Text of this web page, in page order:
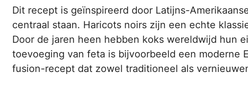
Dit recept is geïnspireerd door Latijns-
centraal staan. Haricots noirs zijn een echte
Door de jaren heen hebben koks wereldwijd hun
toevoeging van feta is bijvoorbeeld een moderne
fusion-recept dat zowel traditioneel als